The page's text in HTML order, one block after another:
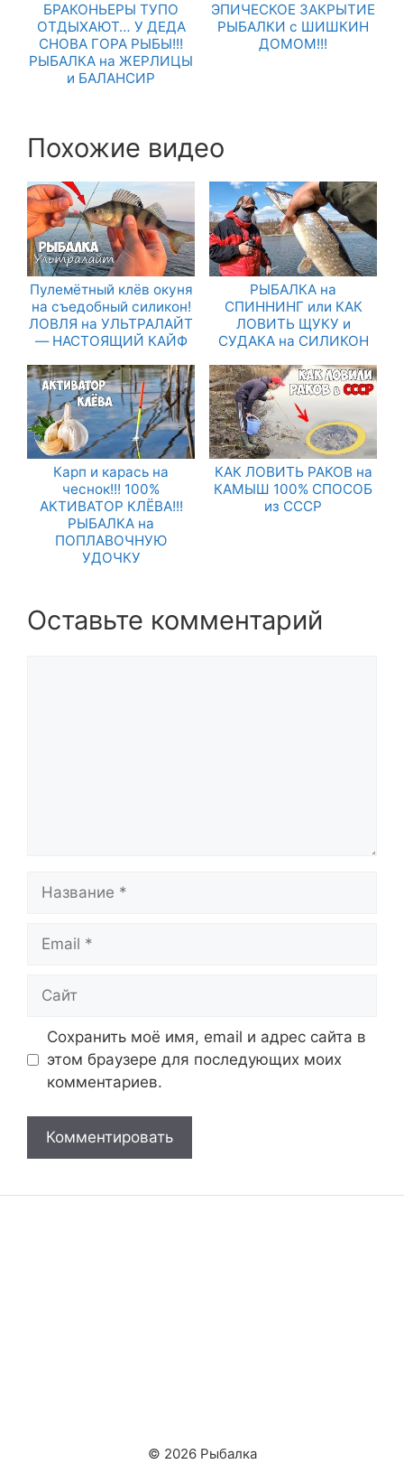
БРАКОНЬЕРЫ ТУПО
ОТДЫХАЮТ… У ДЕДА
СНОВА ГОРА РЫБЫ!!!
РЫБАЛКА на ЖЕРЛИЦЫ
и БАЛАНСИР
ЭПИЧЕСКОЕ ЗАКРЫТИЕ
РЫБАЛКИ с ШИШКИН
ДОМОМ!!!
Похожие видео
Пулемётный клёв окуня
на съедобный силикон!
ЛОВЛЯ на УЛЬТРАЛАЙТ
— НАСТОЯЩИЙ КАЙФ
РЫБАЛКА на
СПИННИНГ или КАК
ЛОВИТЬ ЩУКУ и
СУДАКА на СИЛИКОН
Карп и карась на
чеснок!!! 100%
АКТИВАТОР КЛЁВА!!!
РЫБАЛКА на
ПОПЛАВОЧНУЮ
УДОЧКУ
КАК ЛОВИТЬ РАКОВ на
КАМЫШ 100% СПОСОБ
из СССР
Оставьте комментарий
Сохранить моё имя, email и адрес сайта в
этом браузере для последующих моих
комментариев.
© 2026 Рыбалка